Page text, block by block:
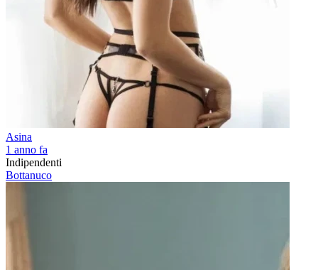
Asina
1 anno fa
Indipendenti
Bottanuco